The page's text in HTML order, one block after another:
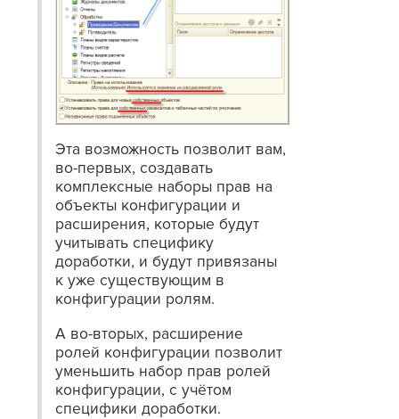
Эта возможность позволит вам,
во-первых, создавать
комплексные наборы прав на
объекты конфигурации и
расширения, которые будут
учитывать специфику
доработки, и будут привязаны
к уже существующим в
конфигурации ролям.
А во-вторых, расширение
ролей конфигурации позволит
уменьшить набор прав ролей
конфигурации, с учётом
специфики доработки.